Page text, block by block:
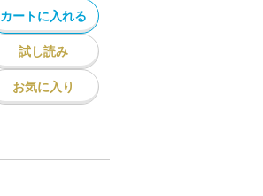
カートに入れる
試し読み
お気に入り